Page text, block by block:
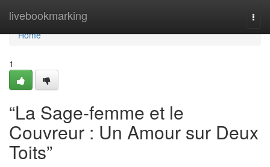
livebookmarking
Home
Home
1
“La Sage-femme et le
Couvreur : Un Amour sur Deux
Toits”